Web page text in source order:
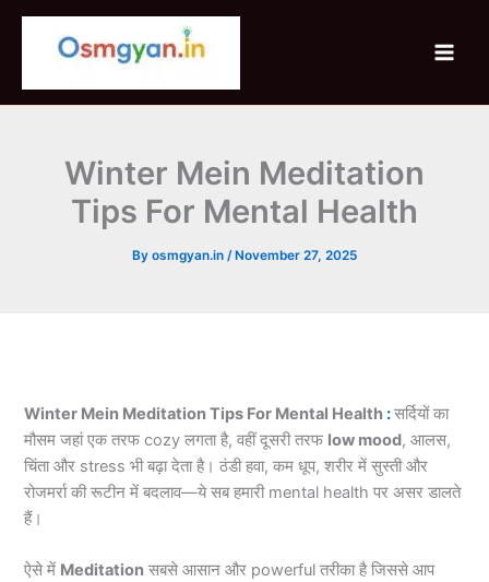
Skip
Winter Mein Meditation
Tips For Mental Health
By osmgyan.in / November 27, 2025
Winter Mein Meditation Tips For Mental Health :सर्दियों का
मौसम जहां एक तरफ cozy लगता है, वहीं दूसरी तरफ low mood, आलस,
चिंता और stress भी बढ़ा देता है। ठंडी हवा, कम धूप, शरीर में सुस्ती और
रोजमर्रा की रूटीन में बदलाव—ये सब हमारी mental health पर असर डालते
हैं।
ऐसे में Meditation सबसे आसान और powerful तरीका है जिससे आप